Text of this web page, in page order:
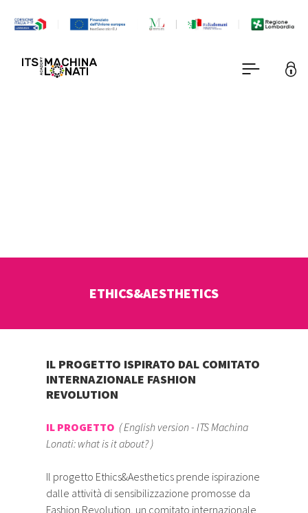
ETHICS&AESTHETICS
IL PROGETTO ISPIRATO DAL COMITATO
INTERNAZIONALE FASHION
REVOLUTION
IL PROGETTO (English version-ITS Machina
Lonati: what is it about?)
Il progetto Ethics&Aesthetics prende ispirazione
dalle attività di sensibilizzazione promosse da
Fashion Revolution, un comitato internazionale